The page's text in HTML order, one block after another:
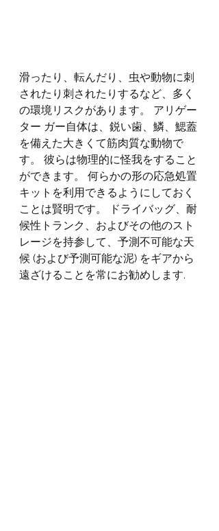
滑ったり、転んだり、虫や動物に刺
されたり刺されたりするなど、多く
の環境リスクがあります。 アリゲー
ター ガー自体は、鋭い歯、鱗、鰓蓋
を備えた大きくて筋肉質な動物で
す。 彼らは物理的に怪我をすること
ができます。 何らかの形の応急処置
キットを利用できるようにしておく
ことは賢明です。 ドライバッグ、耐
候性トランク、およびその他のスト
レージを持参して、予測不可能な天
候 (および予測可能な泥) をギアから
遠ざけることを常にお勧めします.